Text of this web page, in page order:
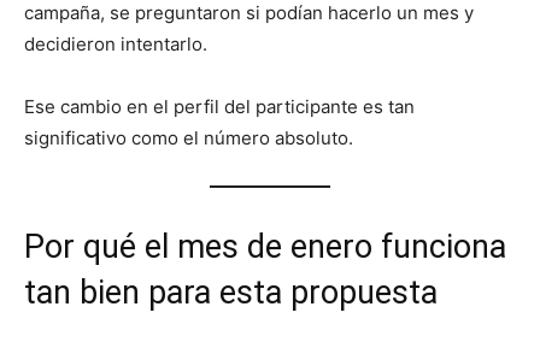
campaña, se preguntaron si podían hacerlo un mes y
decidieron intentarlo.
Ese cambio en el perfil del participante es tan
significativo como el número absoluto.
Por qué el mes de enero funciona
tan bien para esta propuesta